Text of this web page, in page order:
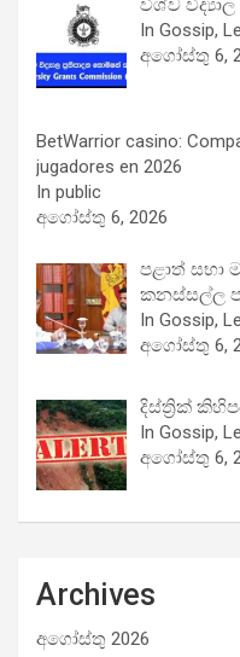
විශ්ව
In Gossip,
අගෝස්තු 6,
BetWarrior casino:
jugadores en 2026
In public
අගෝස්තු 6, 2026
පළාත් සභා
කනස්සල්ල
In Gossip,
අගෝස්තු 6,
දිස්ත්‍රික්
In Gossip,
අගෝස්තු 6,
Archives
අගෝස්තු 2026